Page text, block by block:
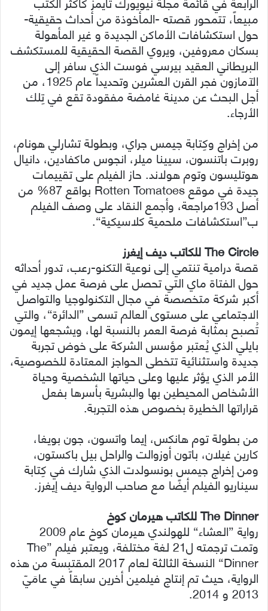
مبيعاً، تتمحور قصته -المأخوذة من أحداث حقيقية-
حول استكشافات الأماكن الجديدة و غير المأهولة
بسكان معروفين، ويروي القصة الحقيقية للمستكشف
البريطاني العقيد بيرسي فوست الذي سافر إلى
الآمازون فجر القرن العشرين وتحديداً عام 1925، من
أجل البحث عن مدينة غامضة مفقودة تقع في تِلك
الأرجاء.
من إخراج وكِتابة جيمس جراي، وبطولة تشارلي هونام،
روبرت باتنسون، سيينا ميلر، انجوس ماكفادين، دانيال
هوتليسون وتوم هولاند. حاز الفيلم على تقييمات
جيدة في موقع Rotten Tomatoes بواقع 87% من
أصل 193مراجعة، وأجمع النقاد على وصف الفيلم
ب”استكشافات ملحمية كلاسيكية“.
The Circle للكاتب ديف إيغرز
قصة درامية تنتمي إلى نوعية التكنو-رعب، تدور أحداثه
حول الفتاة ماي التي تحصل على فرصة عمل جديد في
أكبر شركة متخصصة في مجال التكنولوجيا والتواصل
الاجتماعي على مستوى العالم تسمى ”الدائرة“، والتي
تُصبح بمثابة فرصة العمر بالنسبة لها، ويشجعها إيمون
بايلي الذي يُعتبر مؤسس الشركة على خوض تجربة
جديدة واستثنائية تتخطى الحواجز المعتادة للخصوصية،
الأمر الذي يؤثر عليها وعلى حياتها الشخصية وحياة
الأشخاص المحيطين بها والبشرية بأسرها بفعل
قراراتها الخطيرة بخصوص هذه التجربة.
من بطولة توم هانكس، إيما واتسون، جون بويغا،
كارين غيلان، باتون أوزوالت والراحل بيل باكستون،
ومن إخراج جيمس بونسولدت الذي شارك في كِتابة
سيناريو الفيلم أيضًا مع صاحب الرواية ديف إيغرز.
The Dinner للكاتب هيرمان كوخ
رواية ”العشاء“ للهولندي هيرمان كوخ عام 2009
وتمت ترجمته ل21 لغة مختلفة، ويعتبر فيلم ”The
Dinner“ النسخة الثالثة لعام 2017 المقتبسة من هذه
الرواية، حيث تم إنتاج فيلمين أخرين سابقاً في عامَيّ
2013 و 2014.